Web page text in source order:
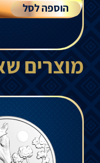
הוספה לסל
מוצרים